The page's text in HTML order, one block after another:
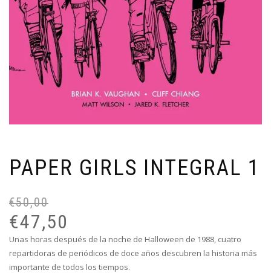
PAPER GIRLS INTEGRAL 1
€50,00
€47,50
Unas horas después de la noche de Halloween de 1988, cuatro
repartidoras de periódicos de doce años descubren la historia más
importante de todos los tiempos.